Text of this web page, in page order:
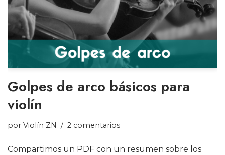
Golpes de arco básicos para
violín
por Violín ZN 2 comentarios
Compartimos un PDF con un resumen sobre los